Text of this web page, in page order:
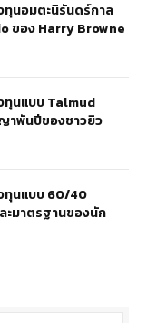
นอมตะนิรันดร์กาล
ของ Harry Browne
นแบบ Talmud
พันปีของชาวยิว
ทุนแบบ 60/40
มาตรฐานของนัก